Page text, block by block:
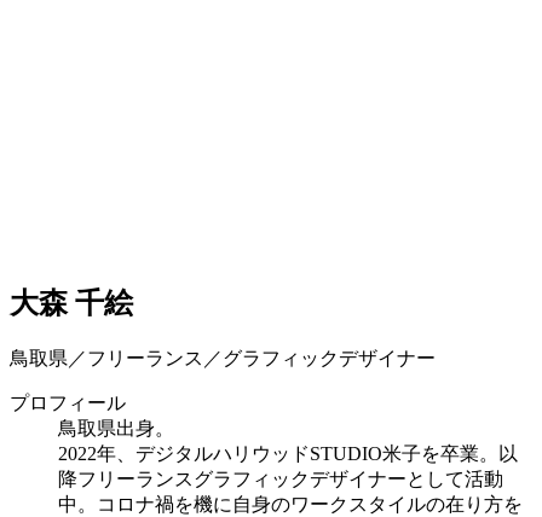
大森 千絵
鳥取県／フリーランス／グラフィックデザイナー
プロフィール
鳥取県出身。
2022年、デジタルハリウッドSTUDIO米子を卒業。以
降フリーランスグラフィックデザイナーとして活動
中。コロナ禍を機に自身のワークスタイルの在り方を